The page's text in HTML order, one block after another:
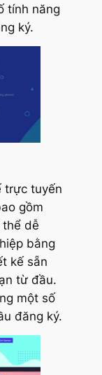
tính năng
ký.
trực tuyến
gồm
thể dễ
bằng
kế sẵn
từ đầu.
một số
đăng ký.